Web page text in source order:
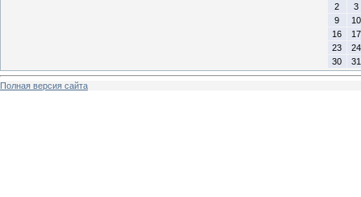
2
3
9
10
16
17
23
24
30
31
Полная версия сайта